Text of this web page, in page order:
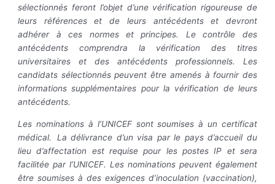
sélectionnés feront l’objet d’une vérification rigoureuse de
leurs références et de leurs antécédents et devront
adhérer à ces normes et principes. Le contrôle des
antécédents comprendra la vérification des titres
universitaires et des antécédents professionnels. Les
candidats sélectionnés peuvent être amenés à fournir des
informations supplémentaires pour la vérification de leurs
antécédents.
Les nominations à l’UNICEF sont soumises à un certificat
médical. La délivrance d’un visa par le pays d’accueil du
lieu d’affectation est requise pour les postes IP et sera
facilitée par l’UNICEF. Les nominations peuvent également
être soumises à des exigences d’inoculation (vaccination),